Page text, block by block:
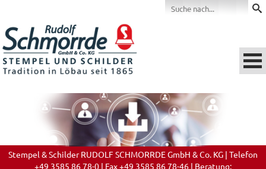
Stempel & Schilder RUDOLF SCHMORRDE GmbH & Co. KG | Telefon
+49 3585 86 78-0 | Fax +49 3585 86 78-46 | Beratung: